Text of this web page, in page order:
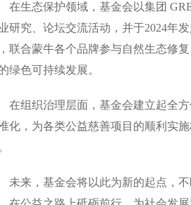
生态保护领域，基金会以集团
研究、论坛交流活动，并于2024年
联合蒙牛各个品牌参与自然生态修
绿色可持续发展。
组织治理层面，基金会建立起全方
化，为各类公益慈善项目的顺利实
来，基金会将以此为新的起点，不